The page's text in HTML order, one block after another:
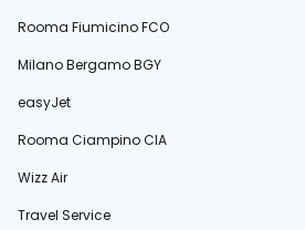
Rooma Fiumicino FCO
Milano Bergamo BGY
easyJet
Rooma Ciampino CIA
Wizz Air
Travel Service